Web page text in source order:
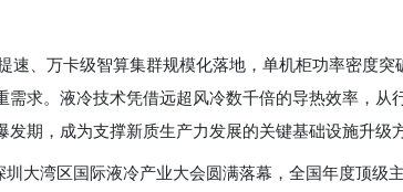
速、万卡级智算集群规模化落地，单机柜功率密度
需求。液冷技术凭借远超风冷数千倍的导热效率，
发期，成为支撑新质生产力发展的关键基础设施升级方
圳大湾区国际液冷产业大会圆满落幕，全国年度顶